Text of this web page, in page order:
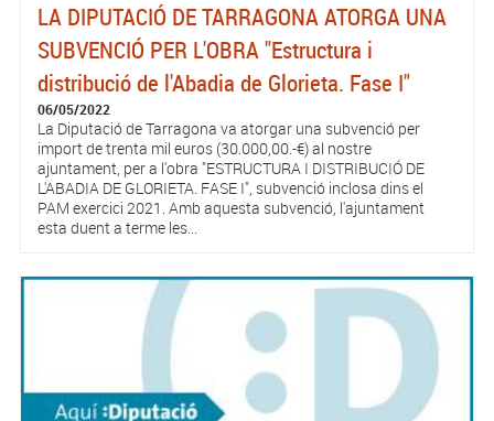
LA DIPUTACIÓ DE TARRAGONA ATORGA UNA
SUBVENCIÓ PER L'OBRA "Estructura i
distribució de l'Abadia de Glorieta. Fase I"
06/05/2022
La Diputació de Tarragona va atorgar una subvenció per
import de trenta mil euros (30.000,00.-€) al nostre
ajuntament, per a l'obra "ESTRUCTURA I DISTRIBUCIÓ DE
L'ABADIA DE GLORIETA. FASE I", subvenció inclosa dins el
PAM exercici 2021. Amb aquesta subvenció, l'ajuntament
esta duent a terme les...